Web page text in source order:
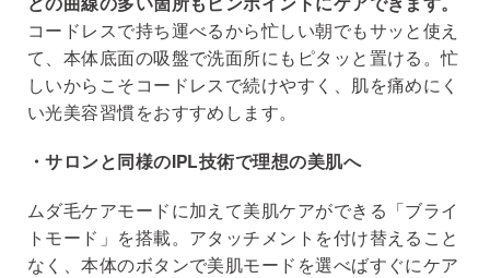
コードレスで持ち運べるから忙しい朝でもサッと使え
て、本体底面の吸盤で洗面所にもピタッと置ける。忙
しいからこそコードレスで続けやすく、肌を痛めにく
い光美容習慣をおすすめします。
・サロンと同様のIPL技術で理想の美肌へ
ムダ毛ケアモードに加えて美肌ケアができる「ブライ
トモード」を搭載。アタッチメントを付け替えること
なく、本体のボタンで美肌モードを選べばすぐにケア